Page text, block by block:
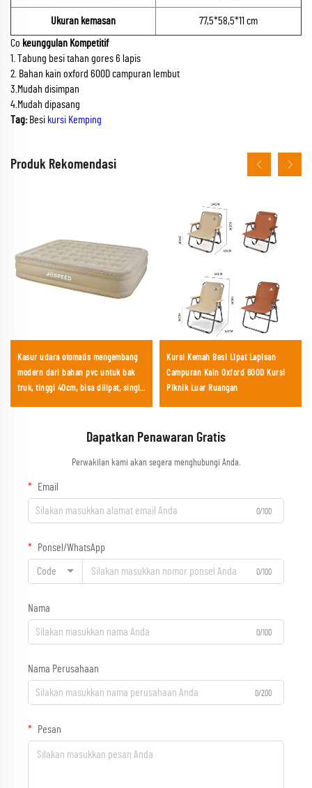
Ukuran kemasan
77,5*58,5*11 cm
Co keunggulan Kompetitif
1. Tabung besi tahan gores 6 lapis
2. Bahan kain oxford 600D campuran lembut
3.Mudah disimpan
4.Mudah dipasang
Tag: Besi kursi Kemping
Produk Rekomendasi
Kasur udara otomatis mengembang
modern dari bahan pvc untuk bak
truk, tinggi 40cm, bisa dilipat, single
Kursi Kemah Besi Lipat Lapisan
Campuran Kain Oxford 600D Kursi
Piknik Luar Ruangan
Dapatkan Penawaran Gratis
Perwakilan kami akan segera menghubungi Anda.
Email
0/100
Ponsel/WhatsApp
Code 0/100
Nama
0/100
Nama Perusahaan
0/200
Pesan